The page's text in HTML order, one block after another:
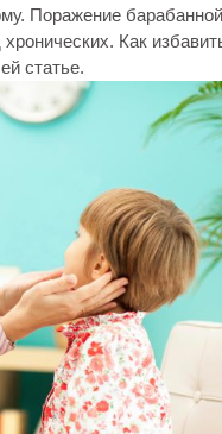
Поражение
Как
статье.